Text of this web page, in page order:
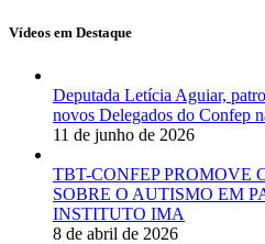
Vídeos em Destaque
Deputada Letícia Aguiar,
novos Delegados do Confep
11 de junho de 2026
TBT-CONFEP PROMOVE
SOBRE O AUTISMO EM
INSTITUTO IMA
8 de abril de 2026